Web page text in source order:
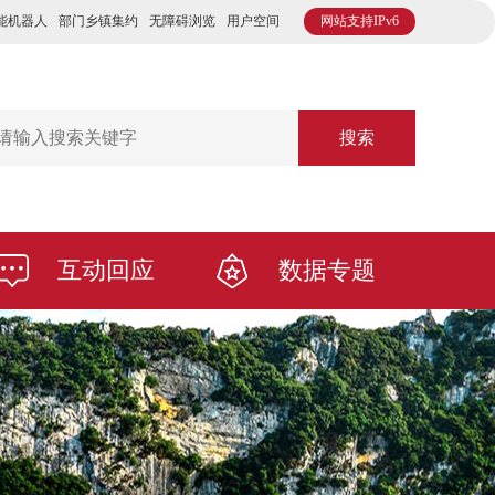
网站支持IPv6
机器人 部门乡镇集约 无障碍浏览 用户空间
搜索
互动回应 数据专题